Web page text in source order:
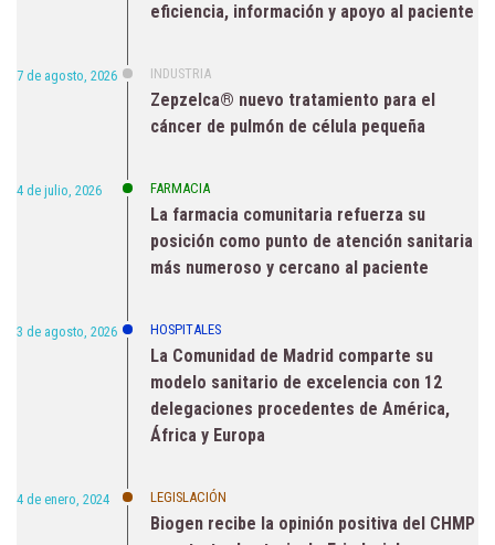
eficiencia, información y apoyo al paciente
7 de agosto, 2026 INDUSTRIA
Zepzelca® nuevo tratamiento para el
cáncer de pulmón de célula pequeña
4 de julio, 2026 FARMACIA
La farmacia comunitaria refuerza su
posición como punto de atención sanitaria
más numeroso y cercano al paciente
3 de agosto, 2026 HOSPITALES
La Comunidad de Madrid comparte su
modelo sanitario de excelencia con 12
delegaciones procedentes de América,
África y Europa
4 de enero, 2024 LEGISLACIÓN
Biogen recibe la opinión positiva del CHMP